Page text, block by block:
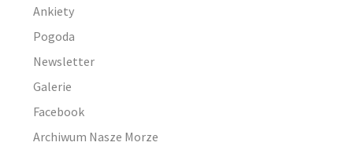
Ankiety
Pogoda
Newsletter
Galerie
Facebook
Archiwum Nasze Morze